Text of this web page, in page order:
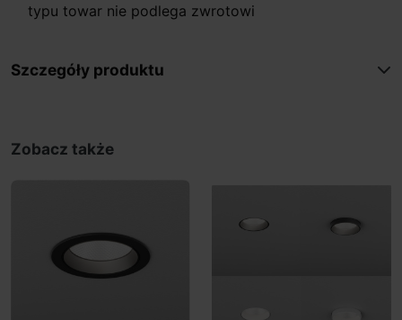
typu towar nie podlega zwrotowi
Szczegóły produktu
Zobacz także